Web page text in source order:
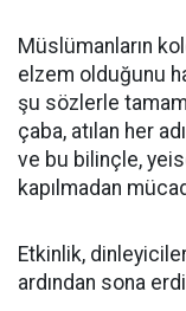
Müslümanların
elzem olduğunu
şu sözlerle
çaba, atılan her
ve bu bilinçle,
kapılmadan
Etkinlik,
ardından sona